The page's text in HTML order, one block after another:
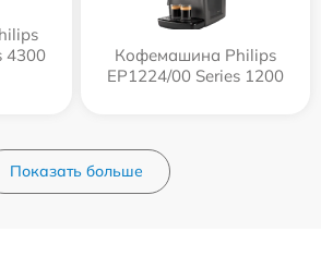
4300
Кофемашина Philips
EP1224/00 Series 1200
Показать больше